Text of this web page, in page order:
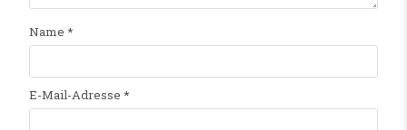
Name *
E-Mail-Adresse *